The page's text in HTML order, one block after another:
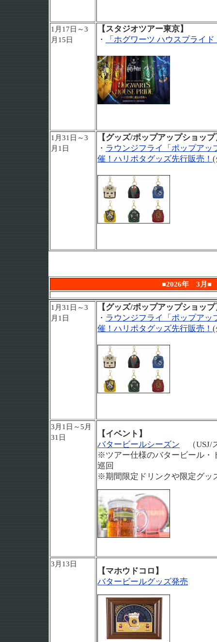
1月17日～3
月15日
【スタジオツアー東京】
・
「ホグワーツ ハウスプライ
1月31日～3
月1日
【グッズ/ポップアップショップ
・ ラウンジフライ「ポップアッ
催！ハリポタグッズ先行販売！ (
■2026年 3月■
1月31日～3
月1日
【グッズ/ポップアップショップ
・ ラウンジフライ「ポップアッ
催！ハリポタグッズ先行販売！ (
3月1日～5月
31日
【イベント】
バタービールシーズン （USJ/
※ツアー仕様のバタービール・
巡回
※期間限定ドリンクや限定グッ
3月13日
【マホウドコロ】
バタービールグッズ発売